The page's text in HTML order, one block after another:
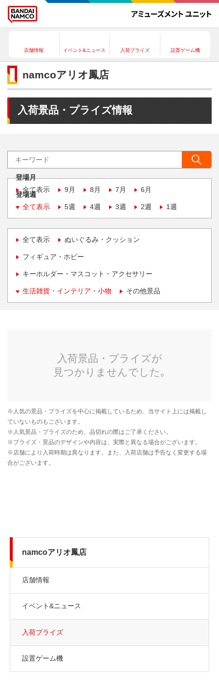
店舗情報 イベント&ニュース 入荷プライズ 設置ゲーム機
namcoアリオ鳳店
入荷景品・プライズ情報
登場月
全て表示
9月 8月 7月 6月
登場週
全て表示
5週 4週 3週 2週 1週
全て表示 ぬいぐるみ・クッション
フィギュア・ホビー
キーホルダー・マスコット・アクセサリー
生活雑貨・インテリア・小物 その他景品
namcoアリオ鳳店
店舗情報
イベント&ニュース
入荷プライズ
設置ゲーム機